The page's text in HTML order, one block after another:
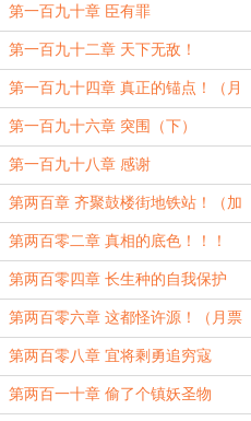
满加更！）
第一百九十章 臣有罪
第一百九十二章 天下无敌！
第一百九十四章 真正的锚点！（月
票投满加更！求订阅！）
第一百九十六章 突围（下）
第一百九十八章 感谢
第两百章 齐聚鼓楼街地铁站！（加
更月底求票！）
第两百零二章 真相的底色！！！
第两百零四章 长生种的自我保护
第两百零六章 这都怪许源！（月票
投满加更，求月票！）
第两百零八章 宜将剩勇追穷寇
第两百一十章 偷了个镇妖圣物